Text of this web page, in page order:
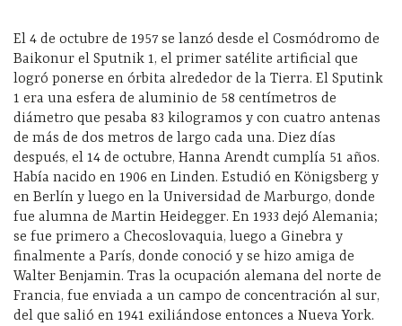
El 4 de octubre de 1957 se lanzó desde el Cosmódromo de
Baikonur el Sputnik 1, el primer satélite artificial que
logró ponerse en órbita alrededor de la Tierra. El Sputink
1 era una esfera de aluminio de 58 centímetros de
diámetro que pesaba 83 kilogramos y con cuatro antenas
de más de dos metros de largo cada una. Diez días
después, el 14 de octubre, Hanna Arendt cumplía 51 años.
Había nacido en 1906 en Linden. Estudió en Königsberg y
en Berlín y luego en la Universidad de Marburgo, donde
fue alumna de Martin Heidegger. En 1933 dejó Alemania;
se fue primero a Checoslovaquia, luego a Ginebra y
finalmente a París, donde conoció y se hizo amiga de
Walter Benjamin. Tras la ocupación alemana del norte de
Francia, fue enviada a un campo de concentración al sur,
del que salió en 1941 exiliándose entonces a Nueva York.